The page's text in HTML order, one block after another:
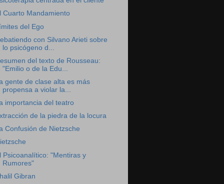
Cuarto Mandamiento
del Ego
con Silvano Arieti sobre
lo psicógeno d...
del texto de Rousseau:
"Emilio o de la Edu...
gente de clase alta es más
propensa a violar la...
importancia del teatro
de la piedra de la locura
Confusión de Nietzsche
Psicoanalítico: "Mentiras y
Rumores"
Gibran